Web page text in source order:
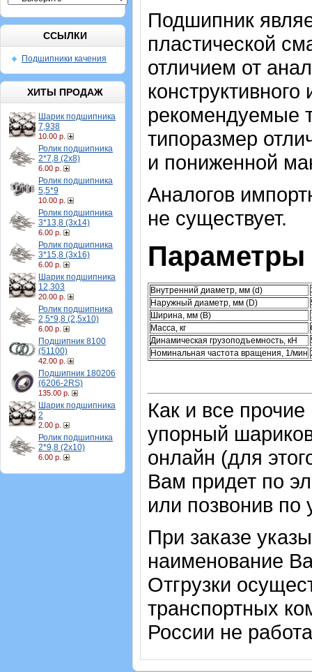
ССЫЛКИ
Подшипники качения
ХИТЫ ПРОДАЖ
Шарик подшипника
7,938
10.00 р.
Ролик подшипника
2*7,8 (2х8)
6.00 р.
Ролик подшипника
5,5*9
10.00 р.
Ролик подшипника
3*13,8 (3х14)
6.00 р.
Ролик подшипника
3*15,8 (3х16)
6.00 р.
Шарик подшипника
12,303
20.00 р.
Ролик подшипника
2,5*9,8 (2,5х10)
6.00 р.
Подшипник 8100
(51100)
42.00 р.
Подшипник 180206
(6206-2RS)
135.00 р.
Шарик подшипника
2
2.00 р.
Ролик подшипника
2*9,8 (2х10)
6.00 р.
Подшипник
пластической
отличием от
рекомендуемые
типоразмер
и пониженной
Аналогов
не существует.
Параметры
Внутренний диаметр, мм (d)
Наружный диаметр, мм (D)
Ширина, мм (B)
Масса, кг
Динамическая грузоподъемность, кН
Номинальная частота вращения, 1/мин
Как и все
упорный
онлайн (для
Вам придет по
или позвонив
При заказе
наименование
Отгрузки
транспортных
России не